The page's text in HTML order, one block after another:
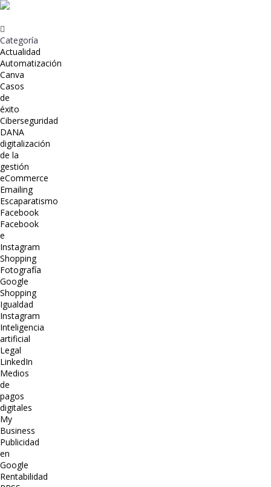
Categoría
Actualidad
Automatización
Canva
Casos
de
éxito
Ciberseguridad
DANA
digitalización
de la
gestión
eCommerce
Emailing
Escaparatismo
Facebook
Facebook
e
Instagram
Shopping
Fotografía
Google
Shopping
Igualdad
Instagram
Inteligencia
artificial
Legal
LinkedIn
Medios
de
pagos
digitales
My
Business
Publicidad
en
Google
Rentabilidad